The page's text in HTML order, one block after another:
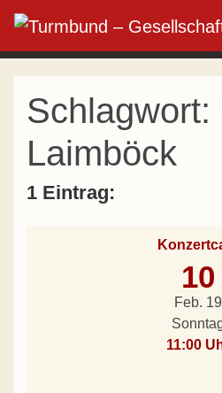
Hauptnavigation
Schlagwort:
Laimböck
1 Eintrag:
10
Feb. 19
11:00